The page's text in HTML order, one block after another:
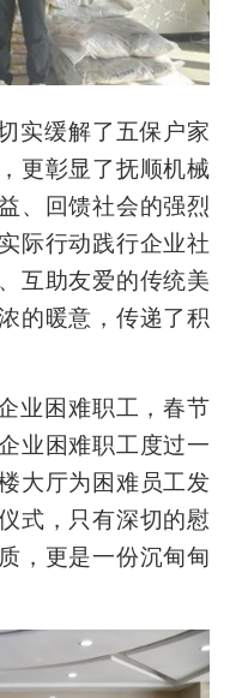
实缓解了五保户家
更彰显了抚顺机械
、回馈社会的强烈
际行动践行企业社
互助友爱的传统美
的暖意，传递了积
业困难职工，春节
业困难职工度过一
大厅为困难员工发
式，只有深切的慰
，更是一份沉甸甸